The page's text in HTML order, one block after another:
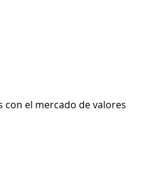
con el mercado de valores